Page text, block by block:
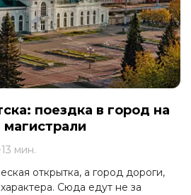
поездка в город на
мин.
открытка, а город дороги,
Сюда едут не за